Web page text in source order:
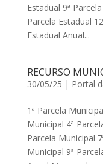
Estadual 9ª
Parcela Estadual
Estadual Anual...
RECURSO
30/05/25 | Portal
1ª Parcela
Municipal 4ª
Parcela Municipal
Municipal 9ª